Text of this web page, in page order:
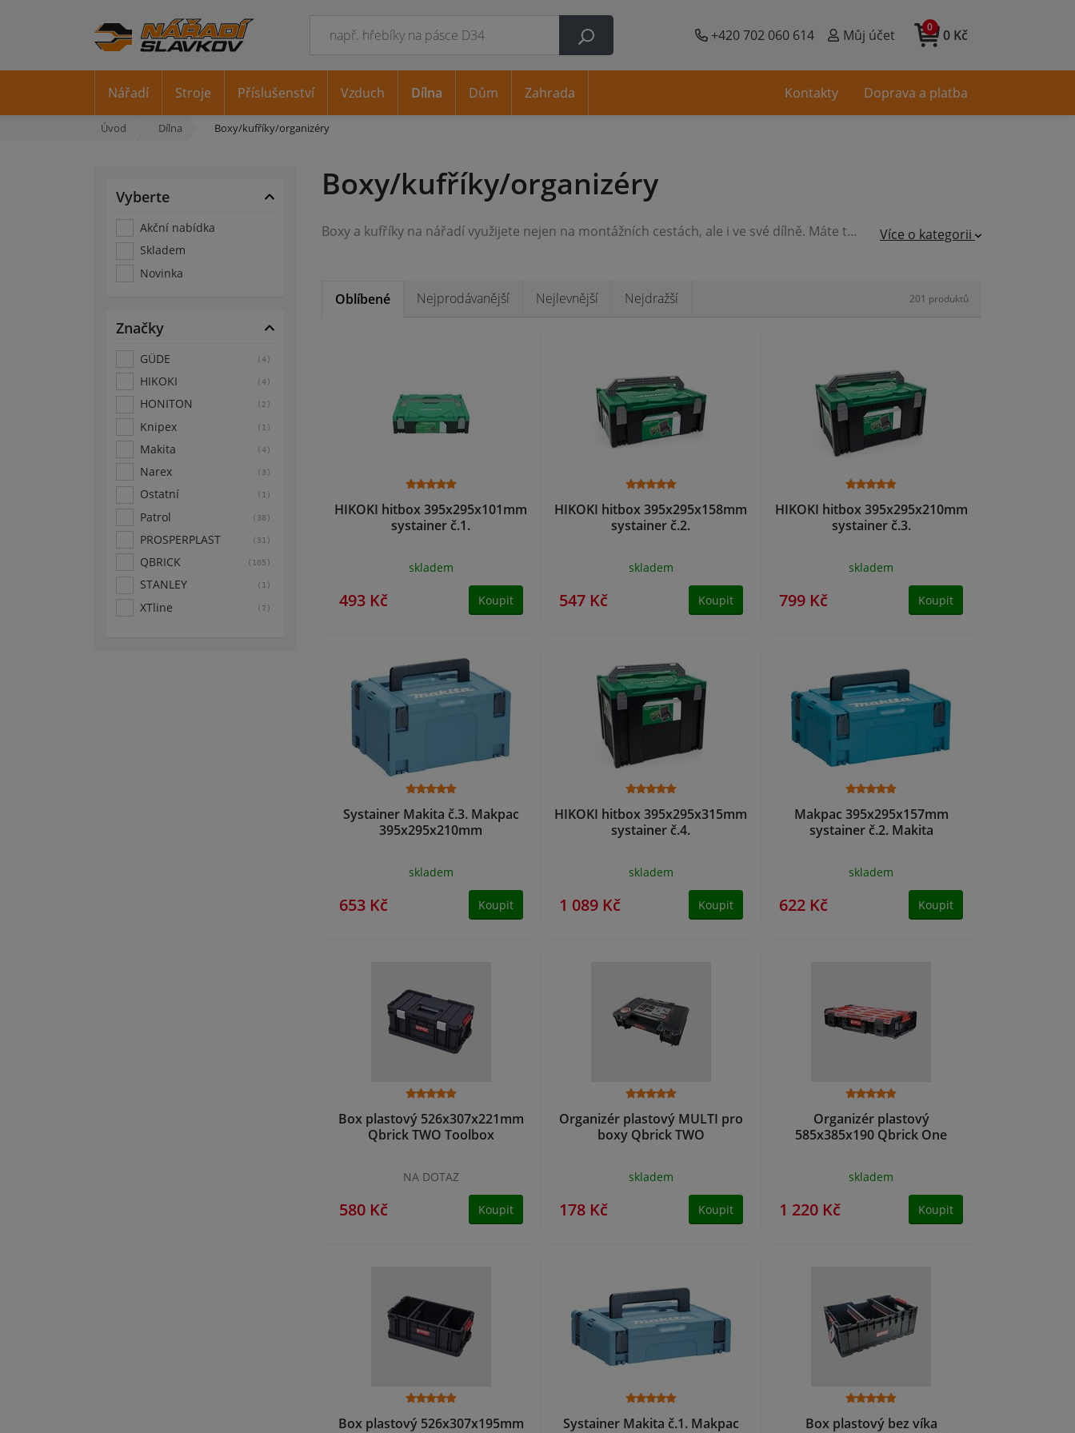
+420 702 060 614 Můj účet 0 Kč
0
Úvod Dílna Boxy/kufříky/organizéry
Vyberte
Akční nabídka
Skladem
Novinka
Značky
GÜDE (4)
HIKOKI (4)
HONITON (2)
Knipex (1)
Makita (4)
Narex (3)
Ostatní (1)
Patrol (38)
PROSPERPLAST (31)
QBRICK (105)
STANLEY (1)
XTline (7)
Boxy/kufříky/organizéry
Boxy a kufříky na nářadí využijete nejen na montážních cestách, ale i ve své dílně. Máte tak nejpoužívanější nářadí stále na jednom a přitom mobilním místě. Nabízíme nejen malé a vetší příruční organizéry, ale i objemnější boxy a pojízdné kufry. Výhodou u některých boxů - systainerů je jejich stavebnicová úprava pro snadné spojování dalších boxů na sebe. Více o kategorii
Oblíbené Nejprodávanější Nejlevnější Nejdražší
HIKOKI hitbox 395x295x101mm
systainer č.1.
skladem
493 Kč Koupit
HIKOKI hitbox 395x295x158mm
systainer č.2.
skladem
547 Kč Koupit
HIKOKI hitbox 395x295x210mm
systainer č.3.
skladem
799 Kč Koupit
Systainer Makita č.3. Makpac
395x295x210mm
skladem
653 Kč Koupit
HIKOKI hitbox 395x295x315mm
systainer č.4.
skladem
1 089 Kč Koupit
Makpac 395x295x157mm
systainer č.2. Makita
skladem
622 Kč Koupit
Box plastový 526x307x221mm
Qbrick TWO Toolbox
NA DOTAZ
580 Kč Koupit
Organizér plastový MULTI pro
boxy Qbrick TWO
skladem
178 Kč Koupit
Organizér plastový
585x385x190 Qbrick One
skladem
1 220 Kč Koupit
Box plastový 526x307x195mm
Systainer Makita č.1. Makpac
Box plastový bez víka
Nářadí Stroje Příslušenství Vzduch Dílna Dům Zahrada Kontakty Doprava a platba